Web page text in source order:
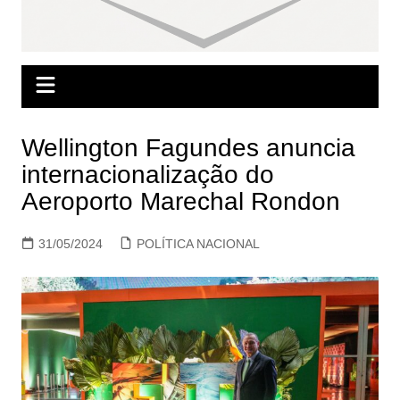
Wellington Fagundes anuncia
internacionalização do
Aeroporto Marechal Rondon
31/05/2024 POLÍTICA NACIONAL